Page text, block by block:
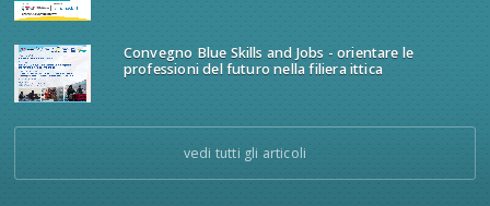
Convegno Blue Skills and Jobs - orientare le
professioni del futuro nella filiera ittica
vedi tutti gli articoli